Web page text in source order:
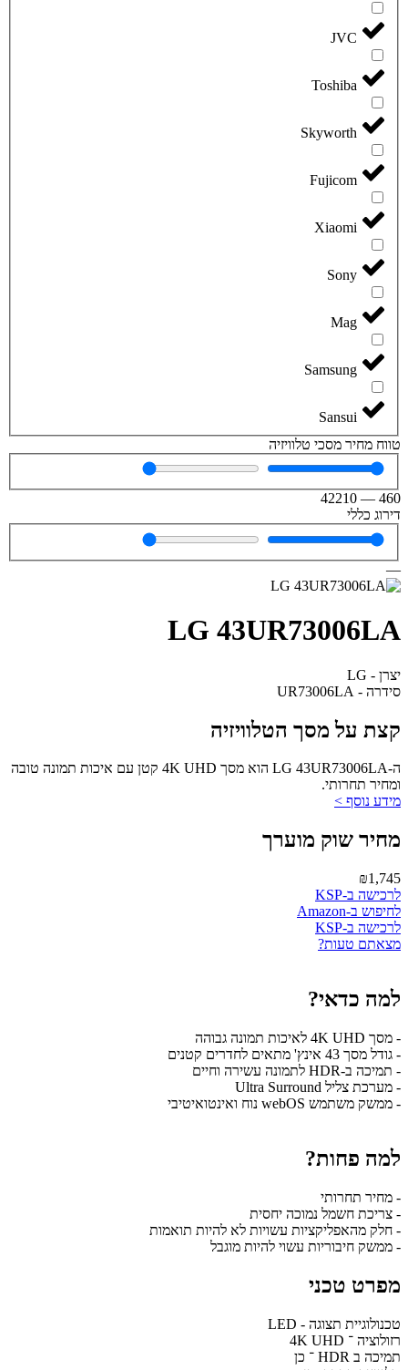
JVC
Toshiba
Skyworth
Fujicom
Xiaomi
Sony
Mag
Samsung
Sansui
טווח מחיר מסכי טלוויזיה
460
—
42210
דירוג כללי
—
LG 43UR73006LA
יצרן - LG
סידרה - UR73006LA
קצת על מסך הטלוויזיה
ה-LG 43UR73006LA הוא מסך 4K UHD קטן עם איכות תמונה טובה
ומחיר תחרותי.
מידע נוסף >
מחיר שוק מוערך
₪1,745
לרכישה ב-KSP
לחיפוש ב-Amazon
לרכישה ב-KSP
מצאתם טעות?
למה כדאי?
- מסך 4K UHD לאיכות תמונה גבוהה
- גודל מסך 43 אינץ' מתאים לחדרים קטנים
- תמיכה ב-HDR לתמונה עשירה וחיים
- מערכת צליל Ultra Surround
- ממשק משתמש webOS נוח ואינטואיטיבי
למה פחות?
- מחיר תחרותי
- צריכת חשמל נמוכה יחסית
- חלק מהאפליקציות עשויות לא להיות תואמות
- ממשק חיבוריות עשוי להיות מוגבל
מפרט טכני
טכנולוגיית תצוגה - LED
רזולוציה ־ 4K UHD
תמיכה ב HDR ־ כן